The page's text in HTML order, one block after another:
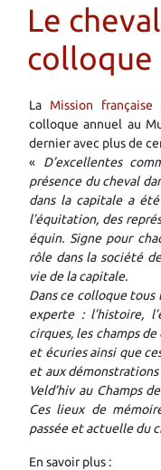
Le
colloque
La Mission
colloque annuel au
dernier avec plus de
« D’excellentes
présence du cheval
dans la capitale a
l’équitation, des
équin. Signe pour
rôle dans la société
vie de la capitale.
Dans ce colloque
experte : l’histoire,
cirques, les champs
et écuries ainsi que
et aux démonstrations
Veld’hiv au Champs
Ces lieux de
passée et actuelle du
En savoir plus :